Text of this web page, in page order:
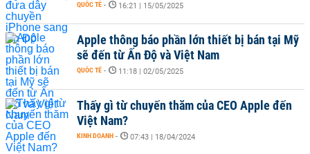
QUỐC TẾ - 16:21 | 15/05/2025
Apple thông báo phần lớn thiết bị bán tại Mỹ
sẽ đến từ Ấn Độ và Việt Nam
QUỐC TẾ - 11:18 | 02/05/2025
Thấy gì từ chuyến thăm của CEO Apple đến
Việt Nam?
KINH DOANH - 07:43 | 18/04/2024